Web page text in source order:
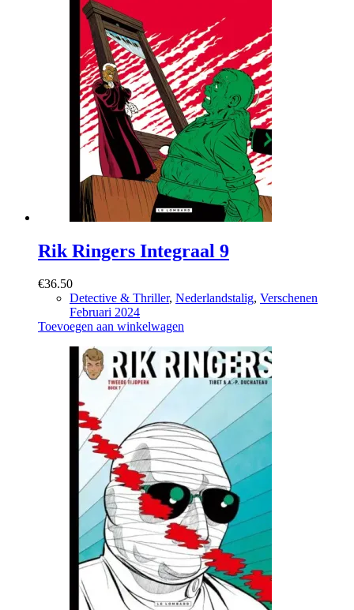
Rik Ringers Integraal 9
€36.50
Detective & Thriller, Nederlandstalig, Verschenen
Februari 2024
Toevoegen aan winkelwagen